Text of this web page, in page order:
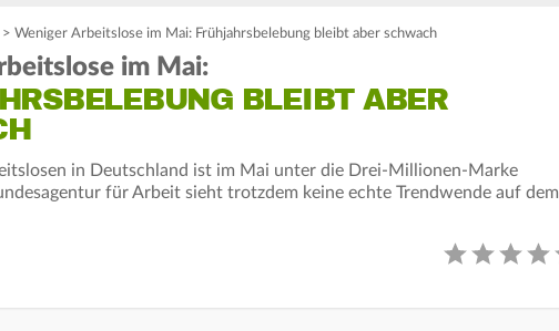
> Weniger Arbeitslose im Mai: Frühjahrsbelebung bleibt aber schwach
im Mai:
BLEIBT ABER
in Deutschland ist im Mai unter die Drei-Millionen-Marke
für Arbeit sieht trotzdem keine echte Trendwende auf dem